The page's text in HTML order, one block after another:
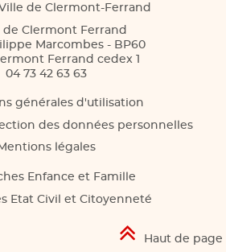
de Clermont-Ferrand
de Clermont Ferrand
Marcombes - BP60
Ferrand cedex 1
04 73 42 63 63
générales d'utilisation
des données personnelles
légales
Enfance et Famille
Etat Civil et Citoyenneté
Haut de page